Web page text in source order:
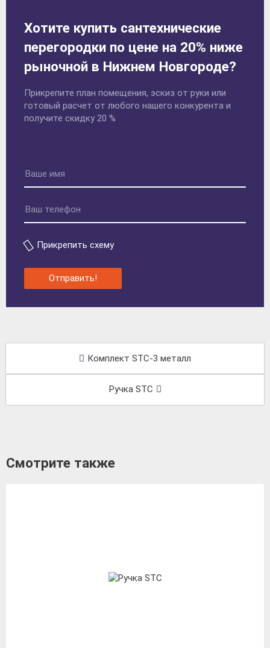
Хотите купить сантехнические
перегородки по цене на 20% ниже
рыночной в Нижнем Новгороде?
Прикрепите план помещения, эскиз от руки или
готовый расчет от любого нашего конкурента и
получите скидку 20 %
Прикрепить схему
Отправить!
Комплект STC-3 металл
Ручка STC
Смотрите также